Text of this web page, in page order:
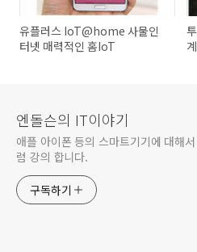
유플러스 IoT@home 사물인
터넷 매력적인 홈IoT
엔돌슨의 IT이야기
애플 아이폰 등의 스마트기기에 대해
럼 강의 합니다.
구독하기